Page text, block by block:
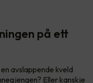
på ett
avslappende kveld
Eller kanskje